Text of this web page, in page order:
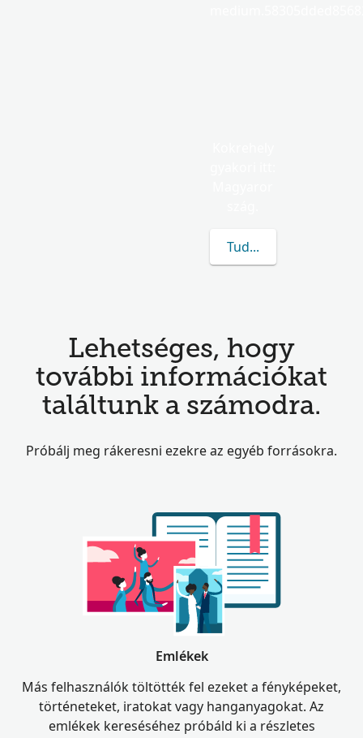
Tudj meg többet a(z)
Lehetséges, hogy
további információkat
találtunk a számodra.
Próbálj meg rákeresni ezekre az egyéb forrásokra.
Emlékek
Más felhasználók töltötték fel ezeket a fényképeket,
történeteket, iratokat vagy hanganyagokat. Az
emlékek kereséséhez próbáld ki a részletes